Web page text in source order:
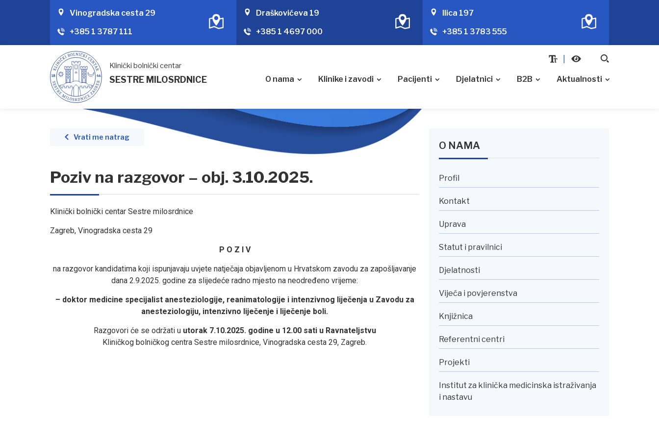
Vinogradska cesta 29
+385 1 3787 111
Draškovićeva 19
+385 1 4697 000
Ilica 197
+385 1 3783 555
Klinički bolnički centar
SESTRE MILOSRDNICE O nama Klinike i zavodi Pacijenti Djelatnici B2B Aktualnosti
Vrati me natrag
Poziv na razgovor – obj. 3.10.2025.
Klinički bolnički centar Sestre milosrdnice
Zagreb, Vinogradska cesta 29
P O Z I V
na razgovor kandidatima koji ispunjavaju uvjete natječaja objavljenom u Hrvatskom zavodu za zapošljavanje
dana 2.9.2025. godine za slijedeće radno mjesto na neodređeno vrijeme:
– doktor medicine specijalist anesteziologije, reanimatologije i intenzivnog liječenja u Zavodu za
anesteziologiju, intenzivno liječenje i liječenje boli.
Razgovori će se održati uutorak 7.10.2025. godine u 12.00 sati u Ravnateljstvu
Kliničkog bolničkog centra Sestre milosrdnice, Vinogradska cesta 29, Zagreb.
O NAMA
Profil
Kontakt
Uprava
Statut i pravilnici
Djelatnosti
Vijeća i povjerenstva
Knjižnica
Referentni centri
Projekti
Institut za klinička medicinska istraživanja
i nastavu